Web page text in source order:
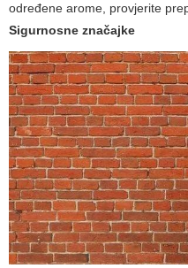
određene arome, provjerite
Sigurnosne značajke